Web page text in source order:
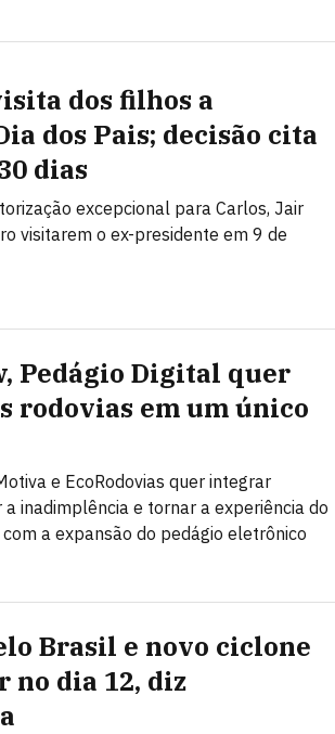
dos filhos a
dos Pais; decisão cita
dias
excepcional para Carlos, Jair
visitarem o ex-presidente em 9 de
Pedágio Digital quer
rodovias em um único
e EcoRodovias quer integrar
a inadimplência e tornar a experiência do
a expansão do pedágio eletrônico
Brasil e novo ciclone
no dia 12, diz